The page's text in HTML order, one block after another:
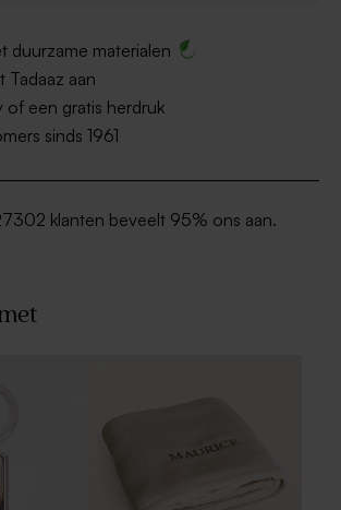
duurzame materialen
aan
of een gratis herdruk
sinds 1961
klanten beveelt 95% ons aan.